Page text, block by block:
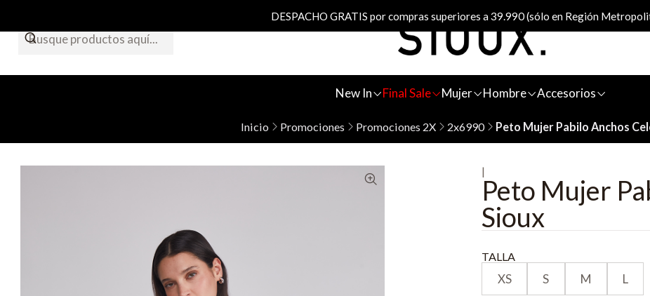
New In Final Sale Mujer Hombre Accesorios
DESPACHO GRATIS por compras superiores a 39.990 (sólo en Región
Inicio Promociones Promociones 2X 2x6990 Peto Mujer Pabilo Anchos
|
Peto Mujer
Sioux
TALLA
XS S M L